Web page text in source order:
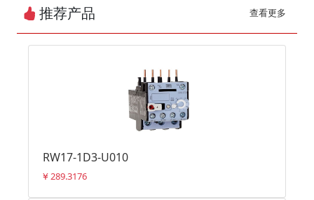
推荐产品 查看更多
RW17-1D3-U010
¥ 289.3176